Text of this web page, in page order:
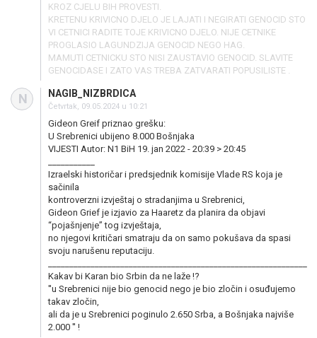
KROZ CJELU BIH PROVESTI.
KRETENU KRIVICNO DJELO JE LAJATI I NEGIRATI GENOCID STO
VI CETNICI RADITE TOJE KRIVICNO DJELO. NIJE CETNIKE
PROGLASIO LAGUNDZIJA GENOCID NEGO HAG.
MAMUTI CETNICKU STO NISI ZAUSTAVIO GENOCID. SLAVITE
GENOCIDASE I ZATO VAS TREBA ZATVARATI POPUSILISTE .
N NAGIB_NIZBRDICA
Četvrtak, 09.05.2024 u 10:21
Gideon Greif priznao grešku:
U Srebrenici ubijeno 8.000 Bošnjaka
VIJESTI Autor: N1 BiH 19. jan 2022 - 20:39 > 20:45
Izraelski historičar i predsjednik komisije Vlade RS koja je
sačinila
kontroverzni izvještaj o stradanjima u Srebrenici,
Gideon Grief je izjavio za Haaretz da planira da objavi
“pojašnjenje” tog izvještaja,
no njegovi kritičari smatraju da on samo pokušava da spasi
svoju narušenu reputaciju.
Kakav bi Karan bio Srbin da ne laže !?
''u Srebrenici nije bio genocid nego je bio zločin i osuđujemo
takav zločin,
ali da je u Srebrenici poginulo 2.650 Srba, a Bošnjaka najviše
2.000 '' !